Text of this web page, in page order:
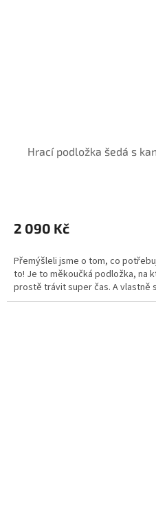
Hrací podložka šedá s
2 090 Kč
Přemýšleli jsme o tom, co
to! Je to měkoučká podložka, na
prostě trávit super čas. A vlastně